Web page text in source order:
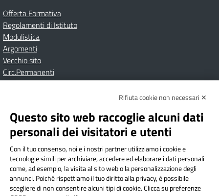
Offerta Formativa
Regolamenti di Istituto
Modulistica
Argomenti
Vecchio sito
Circ.Permanenti
Albo onlinePrivacy Policy
Dichiarazione di accessibilità
Note Legali
Istituto Comprensivo Bricherasio
Via Cesare Bollea n. 3 - 10064 Bricherasio (TO) | P.E.O.:
toic84200d@istruzione.it | P.E.C.:
toic84200d@pec.istruzione.it
Rifiuta cookie non necessari ✕
Questo sito web raccoglie alcuni dati
personali dei visitatori e utenti
Con il tuo consenso, noi e i nostri partner utilizziamo i cookie e
tecnologie simili per archiviare, accedere ed elaborare i dati personali
come, ad esempio, la visita al sito web o la personalizzazione degli
annunci. Poiché rispettiamo il tuo diritto alla privacy, è possibile
scegliere di non consentire alcuni tipi di cookie. Clicca su preferenze